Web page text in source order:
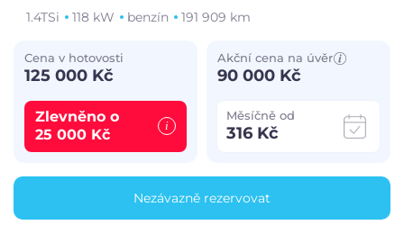
1.4TSi 118 kW benzín 191 909 km
Měsíčně od
316 Kč
Akční cena na úvěr
90 000 Kč
Zlevněno o
25 000 Kč
Cena v hotovosti
125 000 Kč
Nezávazně rezervovat